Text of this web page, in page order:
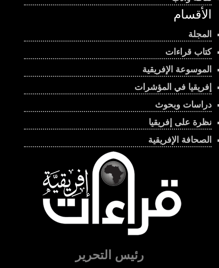
الأقسام
المجلة
كتاب قراءات
الموسوعة الإفريقية
إفريقيا في المؤشرات
دراسات وبحوث
نظرة على إفريقيا
الصحافة الإفريقية
رئيس التحرير